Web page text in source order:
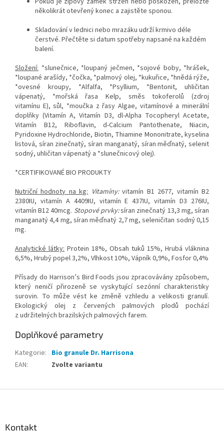
několikrát otevřený konec a zajistěte sponou.
Skladování v lednici nebo mrazáku udrží krmivo déle
čerstvé. Přečtěte si datum spotřeby napsané na každém
balení.
Složení: *slunečnice, *loupaný ječmen, *sojové boby, *hrášek,
*loupané arašídy, *čočka, *palmový olej, *kukuřice, *hnědá rýže,
*ovesné kroupy, *Alfalfa, *Psyllium, *Bentonit, uhličitan
vápenatý, *mořská řasa Kelp, směs tokoferolů (zdroj
vitamínu E), sůl, *moučka z řasy Algae, vitamínové a minerální
doplňky (Vitamín A, Vitamín D3, dl-Alpha Tocopheryl Acetate,
Vitamín B12, Riboflavin, d-Calcium Pantothenate, Niacin,
Pyridoxine Hydrochloride, Biotin, Thiamine Mononitrate, kyselina
listová, síran zinečnatý, síran manganatý, síran měďnatý, selenit
sodný, uhličitan vápenatý a *slunečnicový olej).
*CERTIFIKOVANÉ BIO PRODUKTY
Nutriční hodnoty na kg: Vitamíny:vitamín B1 2677, vitamín B2
2380IU, vitamín A 4409IU, vitamín E 437IU, vitamín D3 276IU,
vitamín B12 40mcg. Stopové prvky:síran zinečnatý 13,3 mg, síran
manganatý 4,4 mg, síran měďnatý 2,7 mg, seleničitan sodný 0,15
mg.
Analytické látky: Protein 18%, Obsah tuků 15%, Hrubá vláknina
6,5%, Hrubý popel 3,2%, Vlhkost 10%, Vápník 0,9%, Fosfor 0,4%
Přísady do Harrison’s Bird Foods jsou zpracovávány způsobem,
který neničí přirozeně se vyskytující sezónní charakteristiky
surovin. To může vést ke změně vzhledu a velikosti granulí.
Ekologický olej z červených palmových plodů pochází
z udržitelných brazilských palmových farem.
Doplňkové parametry
Kategorie: Bio granule Dr. Harrisona
EAN: Zvolte variantu
Kontakt